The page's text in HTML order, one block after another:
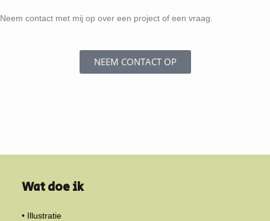
Neem contact met mij op over een project of een vraag.
NEEM CONTACT OP
Wat doe ik
• Illustratie